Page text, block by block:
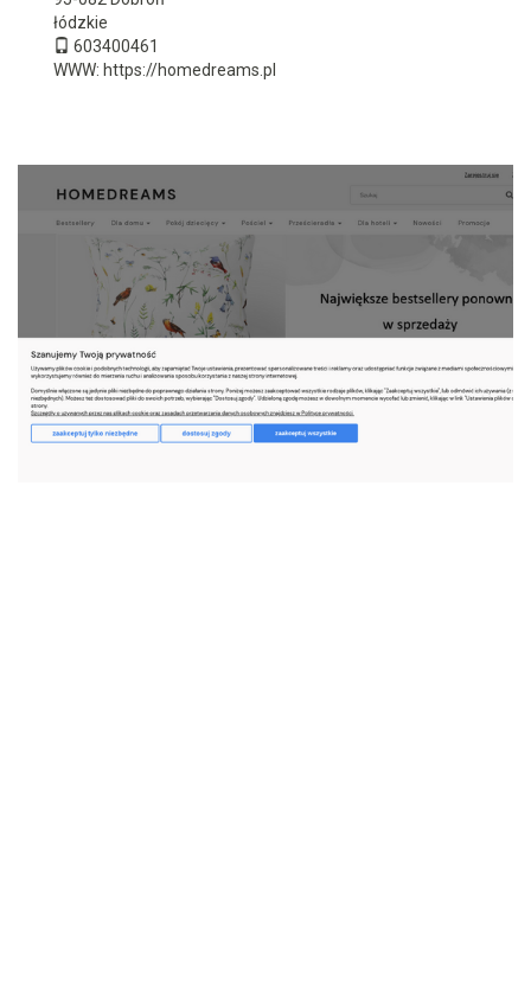
łódzkie
603400461
WWW: https://homedreams.pl